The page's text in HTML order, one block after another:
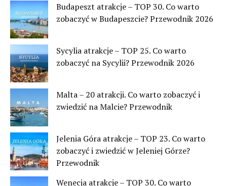
Budapeszt atrakcje – TOP 30. Co warto
zobaczyć w Budapeszcie? Przewodnik 2026
Sycylia atrakcje – TOP 25. Co warto
zobaczyć na Sycylii? Przewodnik 2026
Malta – 20 atrakcji. Co warto zobaczyć i
zwiedzić na Malcie? Przewodnik
Jelenia Góra atrakcje – TOP 23. Co warto
zobaczyć i zwiedzić w Jeleniej Górze?
Przewodnik
Wenecja atrakcje – TOP 30. Co warto